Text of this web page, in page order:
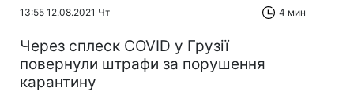
13:55 12.08.2021 Чт 4 мин
Через сплеск COVID у Грузії
повернули штрафи за порушення
карантину